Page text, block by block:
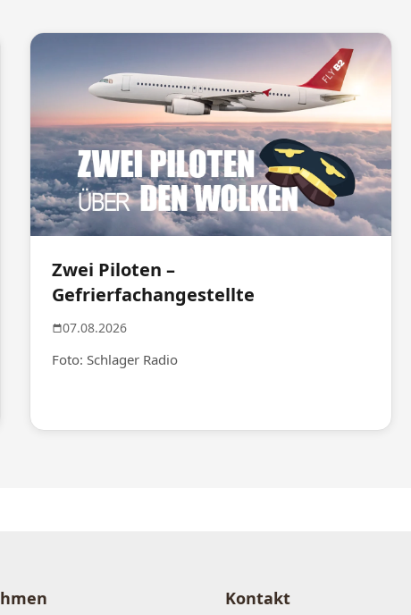
Zwei Piloten –
Gefrierfachangestellte
07.08.2026
Foto: Schlager Radio
Kontakt